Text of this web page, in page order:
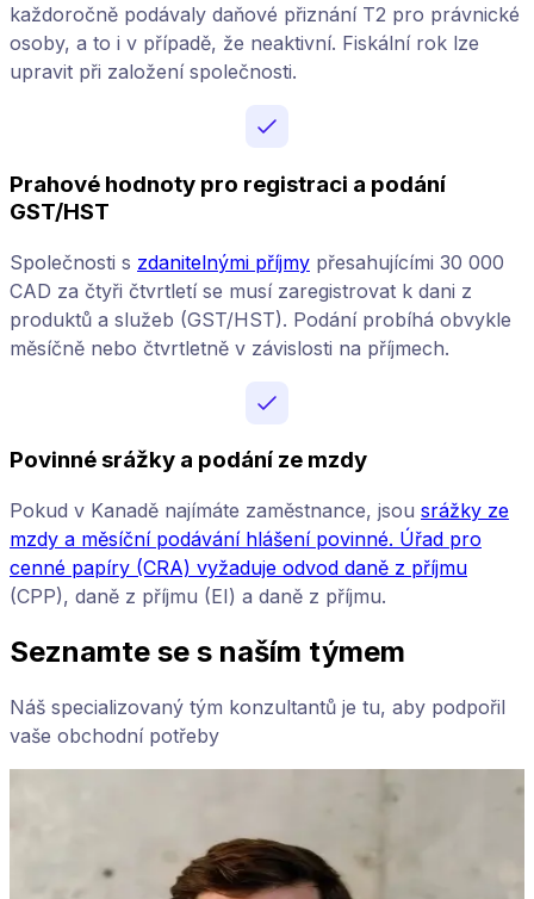
každoročně podávaly daňové přiznání T2 pro právnické
osoby, a to i v případě, že neaktivní. Fiskální rok lze
upravit při založení společnosti.
Prahové hodnoty pro registraci a podání
GST/HST
Společnosti s zdanitelnými příjmy přesahujícími 30 000
CAD za čtyři čtvrtletí se musí zaregistrovat k dani z
produktů a služeb (GST/HST). Podání probíhá obvykle
měsíčně nebo čtvrtletně v závislosti na příjmech.
Povinné srážky a podání ze mzdy
Pokud v Kanadě najímáte zaměstnance, jsou srážky ze
mzdy a měsíční podávání hlášení povinné. Úřad pro
cenné papíry (CRA) vyžaduje odvod daně z příjmu
(CPP), daně z příjmu (EI) a daně z příjmu.
Seznamte se s naším týmem
Náš specializovaný tým konzultantů je tu, aby podpořil
vaše obchodní potřeby